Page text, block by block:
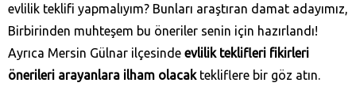
evlilik teklifi yapmalıyım? Bunları araştıran damat adayımız,
Birbirinden muhteşem bu öneriler senin için hazırlandı!
Ayrıca Mersin Gülnar ilçesinde evlilik teklifleri fikirleri
önerileri arayanlara ilham olacaktekliflere bir göz atın.